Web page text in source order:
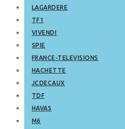
LAGARDERE
TF1
VIVENDI
SPIE
FRANCE-TELEVISIONS
HACHETTE
JCDECAUX
TDF
HAVAS
M6